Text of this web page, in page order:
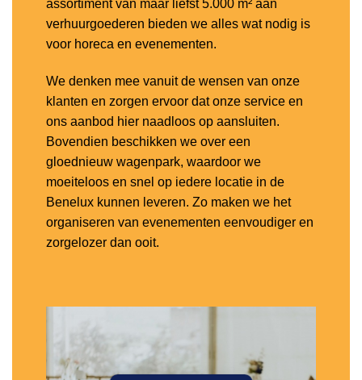
assortiment van maar liefst 5.000 m² aan
verhuurgoederen bieden we alles wat nodig is
voor horeca en evenementen.
We denken mee vanuit de wensen van onze
klanten en zorgen ervoor dat onze service en
ons aanbod hier naadloos op aansluiten.
Bovendien beschikken we over een
gloednieuw wagenpark, waardoor we
moeiteloos en snel op iedere locatie in de
Benelux kunnen leveren. Zo maken we het
organiseren van evenementen eenvoudiger en
zorgelozer dan ooit.